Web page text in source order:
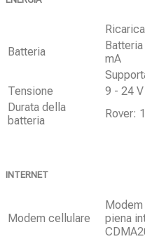
Batteria
mA
Tensione
9 - 24
Durata della
batteria
Rover:
INTERNET
Modem cellulare
Modem
piena